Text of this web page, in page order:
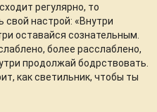
регулярно, то
свой настрой: «Внутри
оставайся сознательным.
более расслаблено,
продолжай бодрствовать.
как светильник, чтобы ты